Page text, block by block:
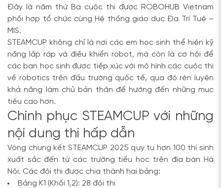
Đây là năm thứ Ba cuộc thi được ROBOHUB Vietnam
phối hợp tổ chức cùng Hệ thống giáo dục Đa Trí Tuệ –
MIS.
STEAMCUP không chỉ là nơi các em học sinh thể hiện kỹ
năng lắp ráp và điều khiển robot, mà còn là cơ hội để
các bạn học sinh được tiếp xúc với mô hình các cuộc thi
về robotics trên đấu trường quốc tế, qua đó rèn luyện
khả năng làm chủ bản thân để hướng đến những mục
tiêu cao hơn.
Chinh phục STEAMCUP với những
nội dung thi hấp dẫn
Vòng chung kết STEAMCUP 2025 quy tụ hơn 100 thí sinh
xuất sắc đến từ các trường tiểu học trên địa bàn Hà
Nội. Các đội thi được chia thành hai bảng:
Bảng K1 (Khối 1,2): 28 đội thi